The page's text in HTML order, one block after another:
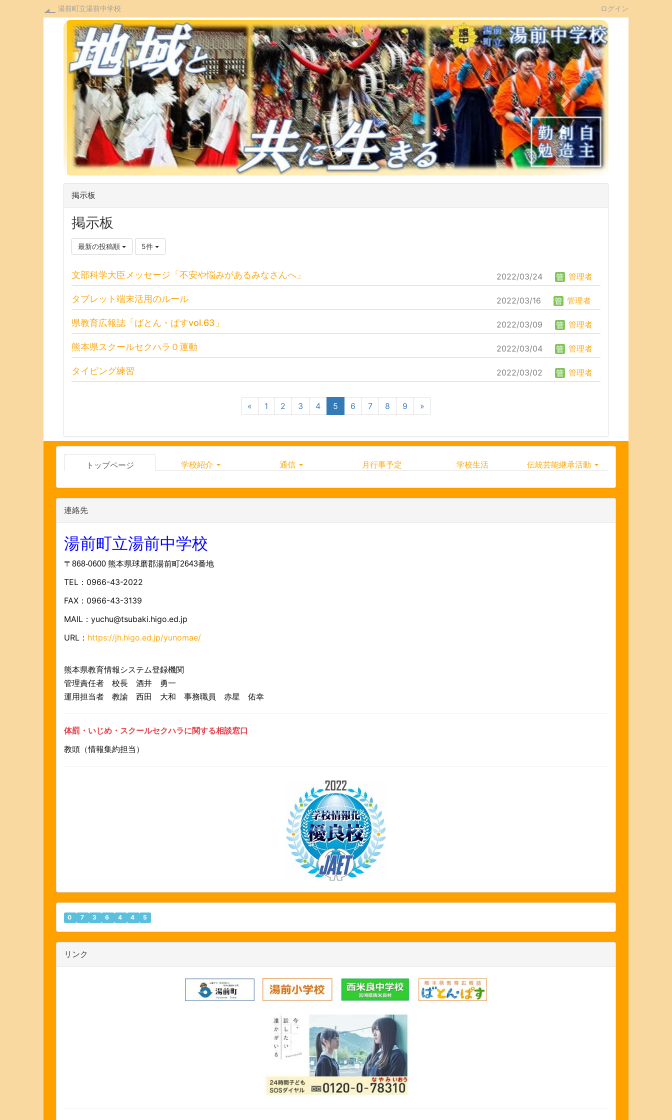
湯前町立湯前中学校 ログイン
p
r
e
v
i
o
u
n
e
x
t
掲示板
掲示板
最新の投稿順 5件
文部科学大臣メッセージ「不安や悩みがあるみなさんへ」 2022/03/24 管理者
タブレット端末活用のルール 2022/03/16 管理者
県教育広報誌「ばとん・ぱすvol.63」 2022/03/09 管理者
熊本県スクールセクハラ０運動 2022/03/04 管理者
タイピング練習 2022/03/02 管理者
« 1 2 3 4 5 6 7 8 9 »
トップページ 学校紹介 通信 月行事予定 学校生活 伝統芸能継承活動
連絡先
湯前町立湯前中学校
〒868-0600 熊本県球磨郡湯前町2643番地
TEL：0966-43-2022
FAX：0966-43-3139
MAIL：yuchu@tsubaki.higo.ed.jp
URL： https://jh.higo.ed.jp/yunomae/
熊本県教育情報システム登録機関
管理責任者 校長 酒井 勇一
運用担当者 教諭 西田 大和 事務職員 赤星 佑幸
体罰・いじめ・スクールセクハラに関する相談窓口
教頭（情報集約担当）
0 7 3 6 4 4 5
リンク